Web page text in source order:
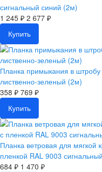
сигнальный синий (2м)
1 245 ₽ 2 677 ₽
Купить
Планка примыкания в
лиственно-зеленый (2м)
358 ₽ 769 ₽
Купить
Планка ветровая для мягкой
пленкой RAL 9003
684 ₽ 1 470 ₽